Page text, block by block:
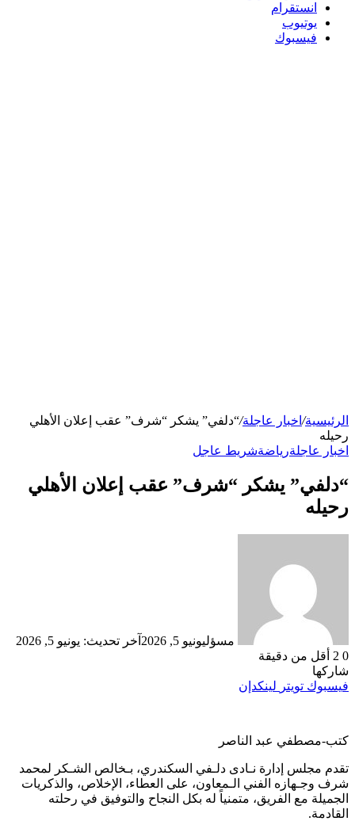
انستقرام
يوتيوب
فيسبوك
الرئيسية/ اخبار عاجلة/“دلفي” يشكر “شرف” عقب إعلان الأهلي
رحيله
اخبار عاجلةرياضةشريط عاجل
“دلفي” يشكر “شرف” عقب إعلان الأهلي
رحيله
مسؤليونيو 5, 2026
آخر تحديث: يونيو 5, 2026
0
أقل من دقيقة
شاركها
فيسبوك تويتر لينكدإن
كتب-مصطفي عبد الناصر
تقدم مجلس إدارة نـادى دلـفي السكندري، بـخالص الشـكر لمحمد
شرف وجـهازه الفني الـمعاون، على العطاء، الإخلاص، والذكريات
الجميلة مع الفريق، متمنياً له بكل النجاح والتوفيق في رحلته
القادمة.